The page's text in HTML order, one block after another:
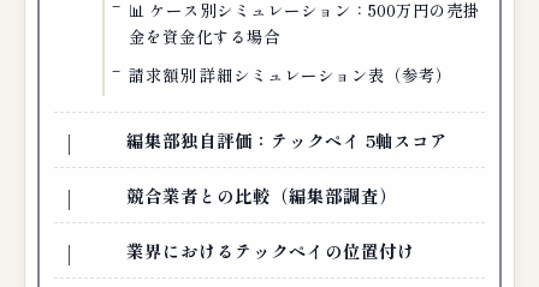
📊 ケース別シミュレーション：500万円の売掛
金を資金化する場合
請求額別 詳細シミュレーション表（参考）
編集部独自評価：テックペイ 5軸スコア
競合業者との比較（編集部調査）
業界におけるテックペイの位置付け